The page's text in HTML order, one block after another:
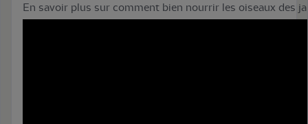
En savoir plus sur comment bien nourrir les oiseaux des